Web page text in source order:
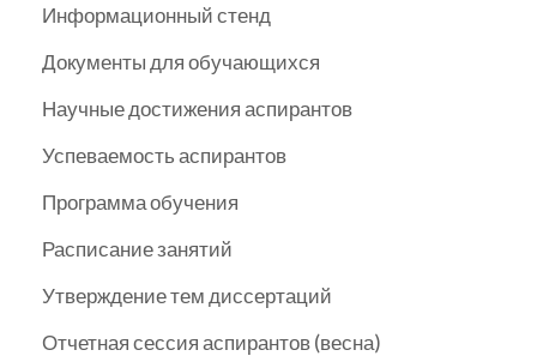
Информационный стенд
Документы для обучающихся
Научные достижения аспирантов
Успеваемость аспирантов
Программа обучения
Расписание занятий
Утверждение тем диссертаций
Отчетная сессия аспирантов (весна)